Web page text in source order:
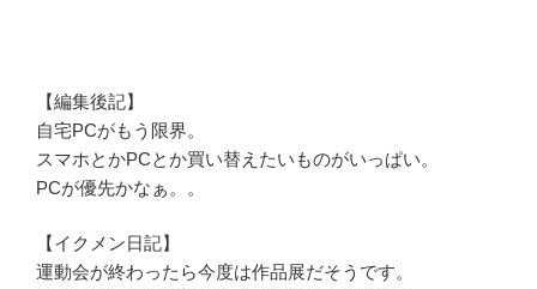
【編集後記】
自宅PCがもう限界。
スマホとかPCとか買い替えたいものがいっぱい。
PCが優先かなぁ。。
【イクメン日記】
運動会が終わったら今度は作品展だそうです。